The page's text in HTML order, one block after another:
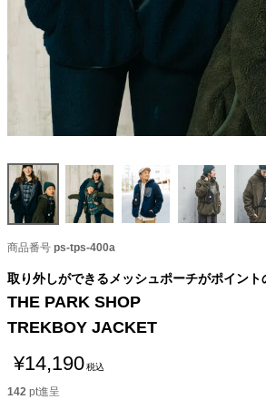
商品番号 ps-tps-400a
取り外しができるメッシュポーチがポイント
THE PARK SHOP
TREKBOY JACKET
¥14,190税込
142 pt進呈